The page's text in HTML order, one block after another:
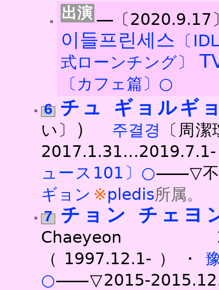
―〔2020.9.17
이들프린세스 〔
式ローンチング〕
〔カフェ篇〕○
6 チュ ギョルギ
い〕 ） 주결경
〔周
2017.1.31…2019.7.1-
ュース101〕○――▽
ギョン
pledis所属。
7 チョン チェヨ
Chaeyeon
（1997.12.1-）・
○――▽2015-